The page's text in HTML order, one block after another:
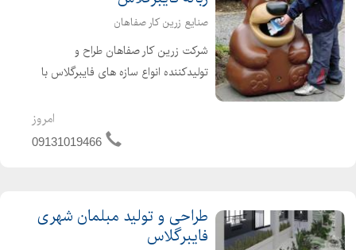
صنایع زرین کار صفاهان
شرکت زرین کار صفاهان طراح و
تولیدکننده انواع سازه های فایبرگلاس با
سفارش انواع سرویس بهداشتی و سطل
زباله لازمه پارکها و مجموعه های تفریحی
امروز
09131019466
طراحی و تولید مبلمان شهری
فایبرگلاس